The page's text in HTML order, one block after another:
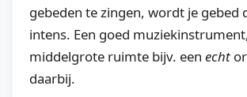
gebeden te zingen, wordt je gebed
intens. Een goed
middelgrote ruimte bijv. een echt
daarbij.